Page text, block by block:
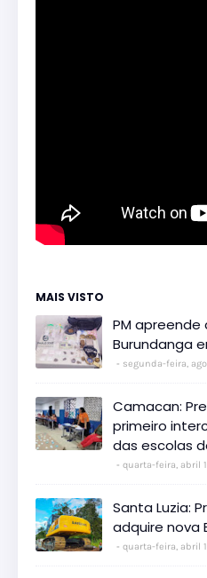
MAIS VISTO
PM apreende
Burundanga
segunda-feira,
Camacan:
primeiro
das escolas
quarta-feira, abril
Santa Luzia:
adquire nova
quarta-feira, abril